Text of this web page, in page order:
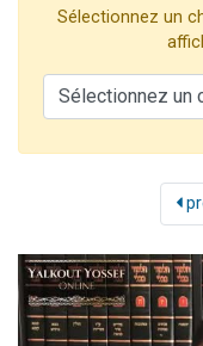
Sélectionnez un